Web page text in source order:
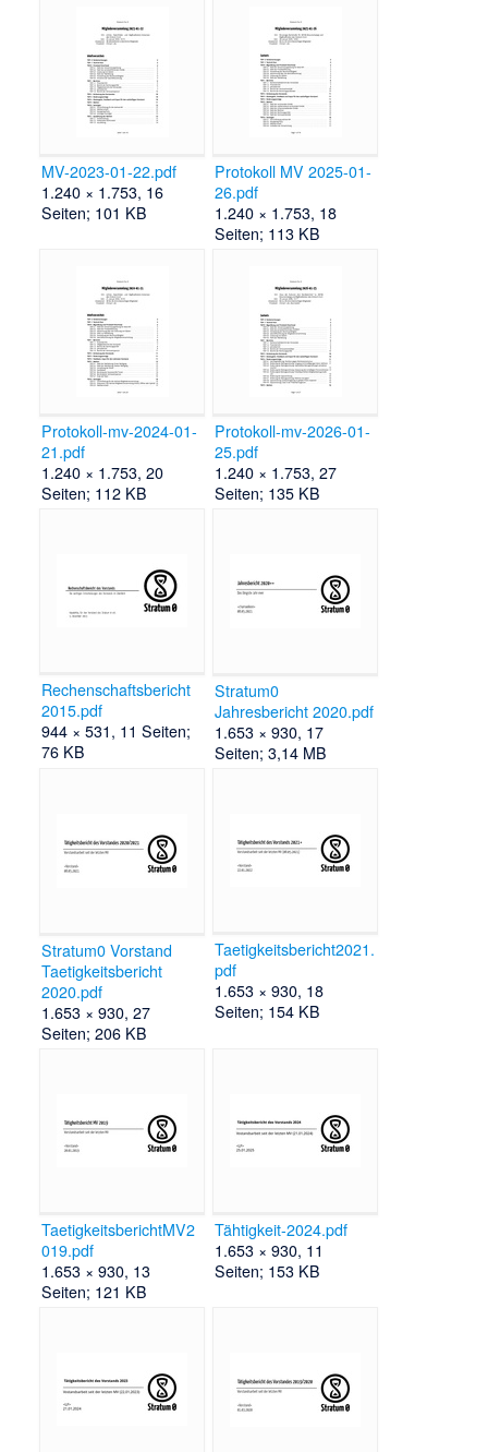
MV-2023-01-22.pdf
1.240 × 1.753, 16
Seiten; 101 KB
Protokoll MV 2025-01-
26.pdf
1.240 × 1.753, 18
Seiten; 113 KB
Protokoll-mv-2024-01-
21.pdf
1.240 × 1.753, 20
Seiten; 112 KB
Protokoll-mv-2026-01-
25.pdf
1.240 × 1.753, 27
Seiten; 135 KB
Rechenschaftsbericht
2015.pdf
944 × 531, 11 Seiten;
76 KB
Stratum0
Jahresbericht 2020.pdf
1.653 × 930, 17
Seiten; 3,14 MB
Stratum0 Vorstand
Taetigkeitsbericht
2020.pdf
1.653 × 930, 27
Seiten; 206 KB
Taetigkeitsbericht2021.
pdf
1.653 × 930, 18
Seiten; 154 KB
TaetigkeitsberichtMV2
019.pdf
1.653 × 930, 13
Seiten; 121 KB
Tähtigkeit-2024.pdf
1.653 × 930, 11
Seiten; 153 KB